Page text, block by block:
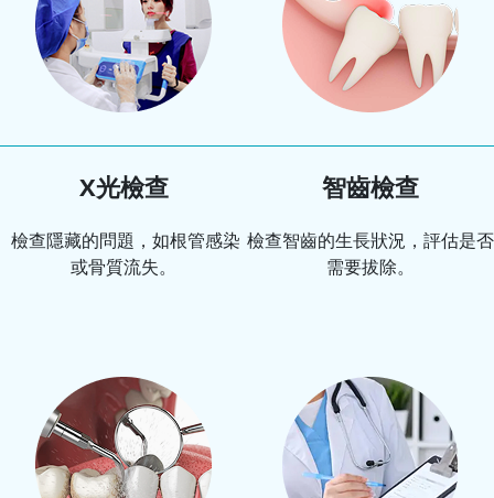
X光檢查
檢查隱藏的問題，如根管感染
或骨質流失。
智齒檢查
檢查智齒的生長狀況，評估是否
需要拔除。